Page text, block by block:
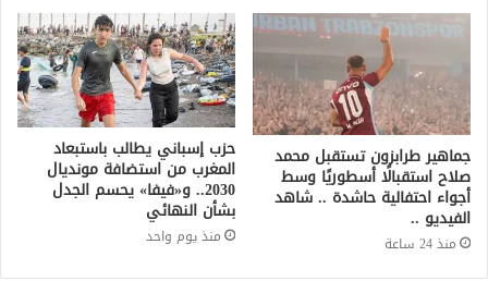
جماهير طرابزون تستقبل محمد
صلاح استقبالًا أسطوريًا وسط
أجواء احتفالية حاشدة .. شاهد
الفيديو ..
منذ 24 ساعة
حزب إسباني يطالب باستبعاد
المغرب من استضافة مونديال
2030.. و«فيفا» يحسم الجدل
بشأن النهائي
منذ يوم واحد